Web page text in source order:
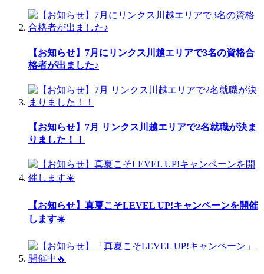
【お知らせ】7月にリンクス川越エリアで3名の資格合
格者が出ました♪
【お知らせ】7月 リンクス川越エリアで2名就職が決ま
りました！！
【お知らせ】真夏こそLEVEL UP!キャンペーンを開催
します☀️